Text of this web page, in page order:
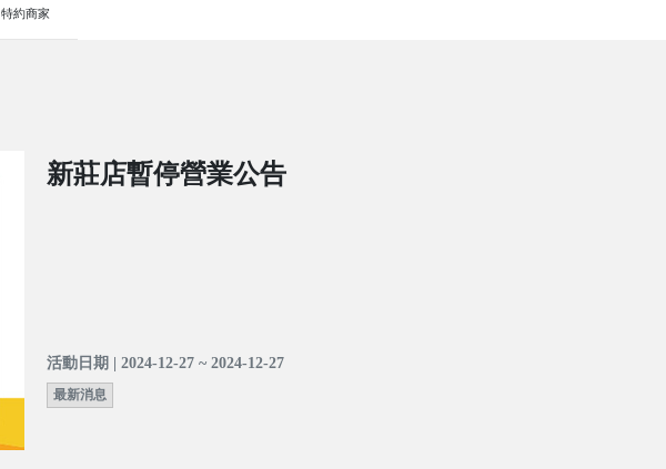
特約商家
新莊店暫停營業公告
活動日期 | 2024-12-27 ~ 2024-12-27
最新消息